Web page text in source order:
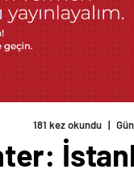
181 kez okundu |